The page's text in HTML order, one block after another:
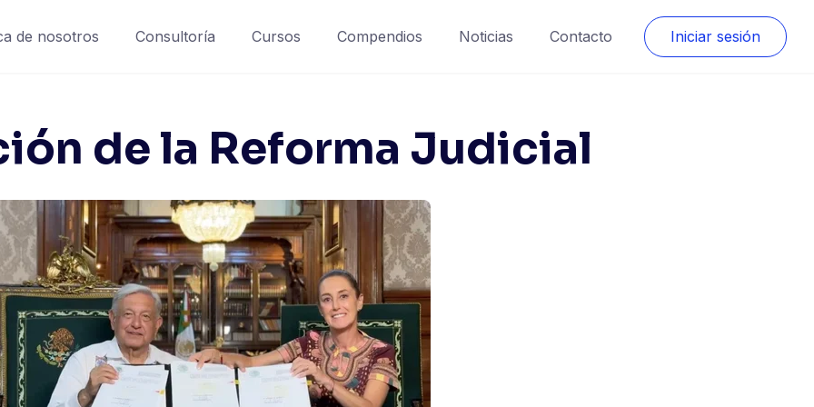
de nosotros Consultoría Cursos Compendios Noticias Contacto Iniciar sesión
de la Reforma Judicial